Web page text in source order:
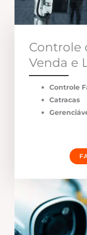
Controle
Venda e
Controle
Catracas